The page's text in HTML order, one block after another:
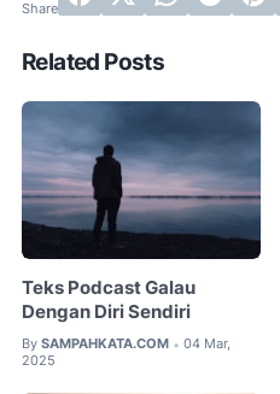
Related Posts
Teks Podcast Galau
Dengan Diri Sendiri
By SAMPAHKATA.COM • 04 Mar,
2025